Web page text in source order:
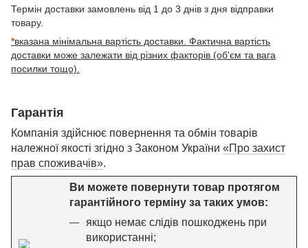
Термін доставки замовлень від 1 до 3 днів з дня відправки
товару.
*вказана мінімальна вартість доставки. Фактична вартість
доставки може залежати від різних факторів (об'єм та вага
посилки тощо).
Гарантія
Компанія здійснює повернення та обмін товарів
належної якості згідно з Законом України «Про захист
прав споживачів».
Ви можете повернути товар протягом
гарантійного терміну за таких умов:
якщо немає слідів пошкоджень при
використанні;